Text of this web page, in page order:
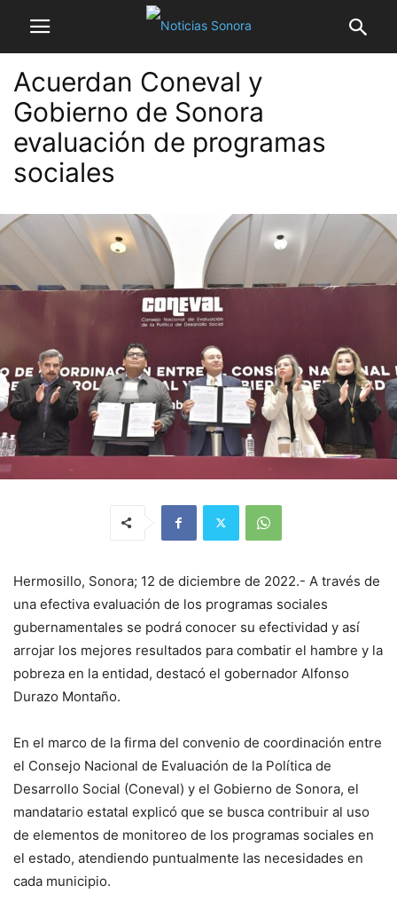
Acuerdan Coneval y
Gobierno de Sonora
evaluación de programas
sociales
Hermosillo, Sonora; 12 de diciembre de 2022.- A través de
una efectiva evaluación de los programas sociales
gubernamentales se podrá conocer su efectividad y así
arrojar los mejores resultados para combatir el hambre y la
pobreza en la entidad, destacó el gobernador Alfonso
Durazo Montaño.
En el marco de la firma del convenio de coordinación entre
el Consejo Nacional de Evaluación de la Política de
Desarrollo Social (Coneval) y el Gobierno de Sonora, el
mandatario estatal explicó que se busca contribuir al uso
de elementos de monitoreo de los programas sociales en
el estado, atendiendo puntualmente las necesidades en
cada municipio.